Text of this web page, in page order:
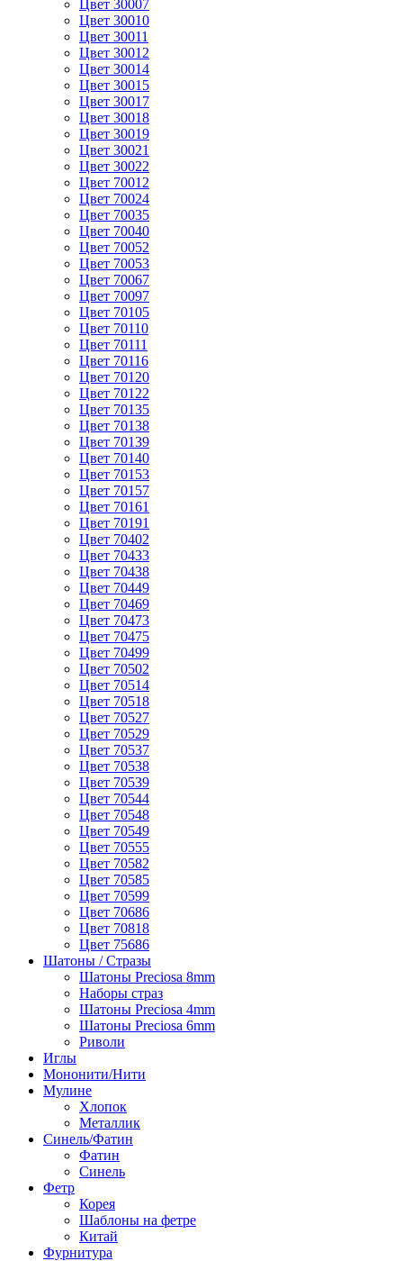
Цвет 30007
Цвет 30010
Цвет 30011
Цвет 30012
Цвет 30014
Цвет 30015
Цвет 30017
Цвет 30018
Цвет 30019
Цвет 30021
Цвет 30022
Цвет 70012
Цвет 70024
Цвет 70035
Цвет 70040
Цвет 70052
Цвет 70053
Цвет 70067
Цвет 70097
Цвет 70105
Цвет 70110
Цвет 70111
Цвет 70116
Цвет 70120
Цвет 70122
Цвет 70135
Цвет 70138
Цвет 70139
Цвет 70140
Цвет 70153
Цвет 70157
Цвет 70161
Цвет 70191
Цвет 70402
Цвет 70433
Цвет 70438
Цвет 70449
Цвет 70469
Цвет 70473
Цвет 70475
Цвет 70499
Цвет 70502
Цвет 70514
Цвет 70518
Цвет 70527
Цвет 70529
Цвет 70537
Цвет 70538
Цвет 70539
Цвет 70544
Цвет 70548
Цвет 70549
Цвет 70555
Цвет 70582
Цвет 70585
Цвет 70599
Цвет 70686
Цвет 70818
Цвет 75686
Шатоны / Стразы
Шатоны Preciosa 8mm
Наборы страз
Шатоны Preciosa 4mm
Шатоны Preciosa 6mm
Риволи
Иглы
Мононити/Нити
Мулине
Хлопок
Металлик
Синель/Фатин
Фатин
Синель
Фетр
Корея
Шаблоны на фетре
Китай
Фурнитура